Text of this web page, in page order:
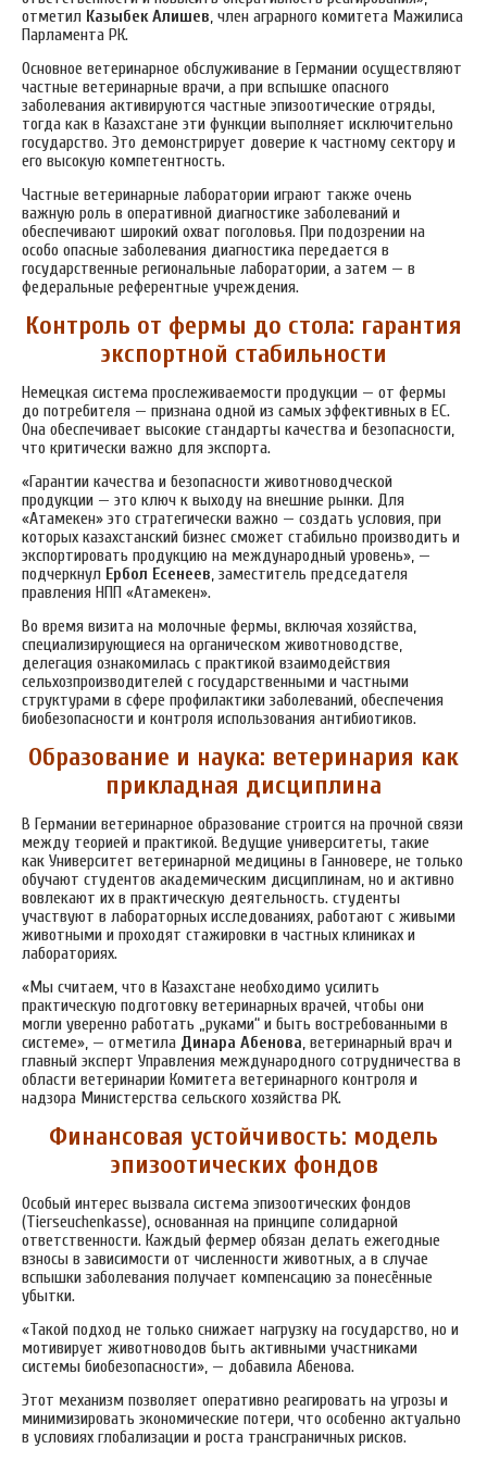
отметил Казыбек Алишев, член аграрного комитета Мажилиса
Парламента РК.
Основное ветеринарное обслуживание в Германии осуществляют
частные ветеринарные врачи, а при вспышке опасного
заболевания активируются частные эпизоотические отряды,
тогда как в Казахстане эти функции выполняет исключительно
государство. Это демонстрирует доверие к частному сектору и
его высокую компетентность.
Частные ветеринарные лаборатории играют также очень
важную роль в оперативной диагностике заболеваний и
обеспечивают широкий охват поголовья. При подозрении на
особо опасные заболевания диагностика передается в
государственные региональные лаборатории, а затем — в
федеральные референтные учреждения.
Контроль от фермы до стола: гарантия
экспортной стабильности
Немецкая система прослеживаемости продукции — от фермы
до потребителя — признана одной из самых эффективных в ЕС.
Она обеспечивает высокие стандарты качества и безопасности,
что критически важно для экспорта.
«Гарантии качества и безопасности животноводческой
продукции — это ключ к выходу на внешние рынки. Для
«Атамекен» это стратегически важно — создать условия, при
которых казахстанский бизнес сможет стабильно производить и
экспортировать продукцию на международный уровень», —
подчеркнул Ербол Есенеев, заместитель председателя
правления НПП «Атамекен».
Во время визита на молочные фермы, включая хозяйства,
специализирующиеся на органическом животноводстве,
делегация ознакомилась с практикой взаимодействия
сельхозпроизводителей с государственными и частными
структурами в сфере профилактики заболеваний, обеспечения
биобезопасности и контроля использования антибиотиков.
Образование и наука: ветеринария как
прикладная дисциплина
В Германии ветеринарное образование строится на прочной связи
между теорией и практикой. Ведущие университеты, такие
как Университет ветеринарной медицины в Ганновере, не только
обучают студентов академическим дисциплинам, но и активно
вовлекают их в практическую деятельность. студенты
участвуют в лабораторных исследованиях, работают с живыми
животными и проходят стажировки в частных клиниках и
лабораториях.
«Мы считаем, что в Казахстане необходимо усилить
практическую подготовку ветеринарных врачей, чтобы они
могли уверенно работать „руками“ и быть востребованными в
системе», — отметила Динара Абенова, ветеринарный врач и
главный эксперт Управления международного сотрудничества в
области ветеринарии Комитета ветеринарного контроля и
надзора Министерства сельского хозяйства РК.
Финансовая устойчивость: модель
эпизоотических фондов
Особый интерес вызвала система эпизоотических фондов
(Tierseuchenkasse), основанная на принципе солидарной
ответственности. Каждый фермер обязан делать ежегодные
взносы в зависимости от численности животных, а в случае
вспышки заболевания получает компенсацию за понесённые
убытки.
«Такой подход не только снижает нагрузку на государство, но и
мотивирует животноводов быть активными участниками
системы биобезопасности», — добавила Абенова.
Этот механизм позволяет оперативно реагировать на угрозы и
минимизировать экономические потери, что особенно актуально
в условиях глобализации и роста трансграничных рисков.